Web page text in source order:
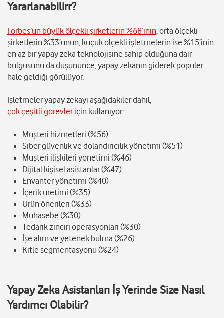
Yararlanabilirr?
Forbes’un büyük ölçekli şirketlerin %68’inin,orta ölçekli
şirketlerin %33’ünün, küçük ölçekli işletmelerin ise %15’inin
en az bir yapay zeka teknolojisine sahip olduğuna dair
bulgusunu da düşününce, yapay zekanın giderek popüler
hale geldiği görülüyor.
İşletmeler yapay zekayı aşağıdakiler dahil,
çok çeşitli görevleriçin kullanıyor:
Müşteri hizmetleri (%56)
Siber güvenlik ve dolandırıcılık yönetimi (%51)
Müşteri ilişkileri yönetimi (%46)
Dijital kişisel asistanlar (%47)
Envanter yönetimi (%40)
İçerik üretimi (%35)
Ürün önerileri (%33)
Muhasebe (%30)
Tedarik zinciri operasyonları (%30)
İşe alım ve yetenek bulma (%26)
Kitle segmentasyonu (%24)
Yapay Zeka Asistanları İş Yerinde Size Nasıl
Yardımcı Olabilir?